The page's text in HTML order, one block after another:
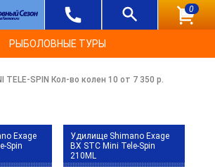
0
РЫБОЛОВНЫЕ ТУРЫ
TELE-SPIN Кол-во колен 10 от 7 350 р.
Exage
Spin
Удилище Shimano Exage
BX STC Mini Tele-Spin
210ML